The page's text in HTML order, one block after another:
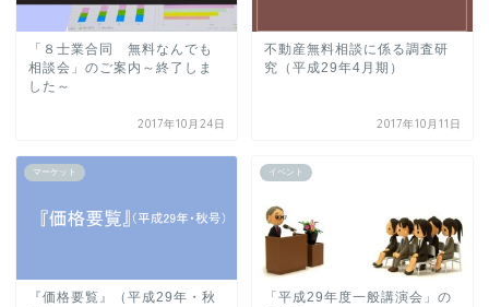
「８士業合同 無料なんでも
相談会」のご案内～終了しま
した～
2017年10月24日
不動産無料相談に係る調査研
究（平成29年4月期）
2017年10月11日
マーケット
『価格要覧』（平成29年・秋
イベント
「平成29年度一般講演会」の